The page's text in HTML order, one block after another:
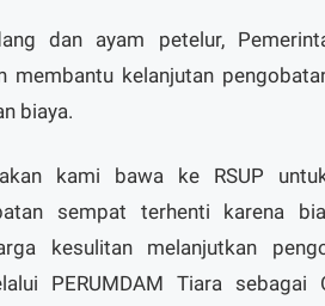
dan ayam petelur,
membantu kelanjutan
biaya.
kami bawa ke RSUP
sempat terhenti karena
kesulitan melanjutkan
PERUMDAM Tiara sebagai